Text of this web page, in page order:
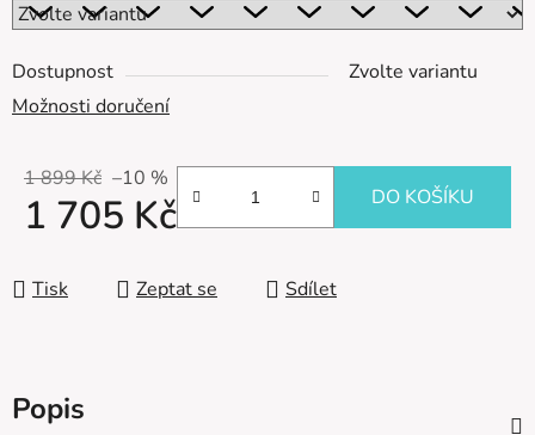
Dostupnost
Zvolte variantu
Možnosti doručení
1 899 Kč –10 %
1 705 Kč DO KOŠÍKU
Tisk Zeptat se Sdílet
Popis